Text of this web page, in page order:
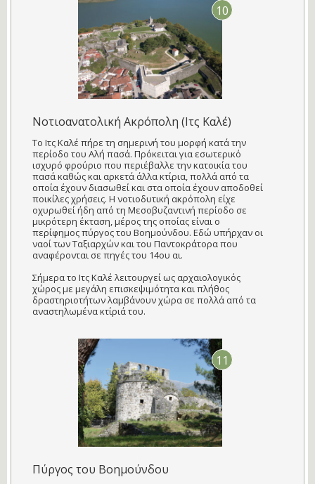
10
Νοτιοανατολική Ακρόπολη (Ιτς Καλέ)
Το Ιτς Καλέ πήρε τη σημερινή του μορφή κατά την
περίοδο του Αλή πασά. Πρόκειται για εσωτερικό
ισχυρό φρούριο που περιέβαλλε την κατοικία του
πασά καθώς και αρκετά άλλα κτίρια, πολλά από τα
οποία έχουν διασωθεί και στα οποία έχουν αποδοθεί
ποικίλες χρήσεις. Η νοτιοδυτική ακρόπολη είχε
οχυρωθεί ήδη από τη Μεσοβυζαντινή περίοδο σε
μικρότερη έκταση, μέρος της οποίας είναι ο
περίφημος πύργος του Βοημούνδου. Εδώ υπήρχαν οι
ναοί των Ταξιαρχών και του Παντοκράτορα που
αναφέρονται σε πηγές του 14ου αι.
Σήμερα το Ιτς Καλέ λειτουργεί ως αρχαιολογικός
χώρος με μεγάλη επισκεψιμότητα και πλήθος
δραστηριοτήτων λαμβάνουν χώρα σε πολλά από τα
αναστηλωμένα κτίριά του.
11
Πύργος του Βοημούνδου